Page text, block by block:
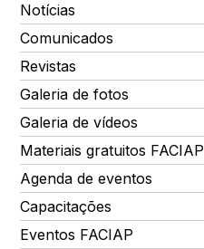
Notícias
Comunicados
Revistas
Galeria de fotos
Galeria de vídeos
Materiais gratuitos FACIAP
Agenda de eventos
Capacitações
Eventos FACIAP